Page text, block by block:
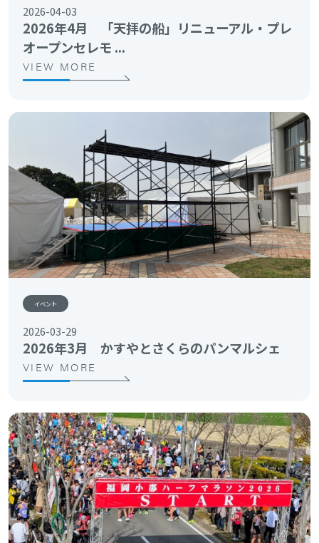
2026-04-03
2026年4月 「天拝の船」リニューアル・プレ
オープンセレモ ...
VIEW MORE
イベント
2026-03-29
2026年3月 かすやとさくらのパンマルシェ
VIEW MORE